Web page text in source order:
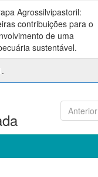
Agrossilvipastoril:
contribuições para o
de uma
sustentável.
Anterior